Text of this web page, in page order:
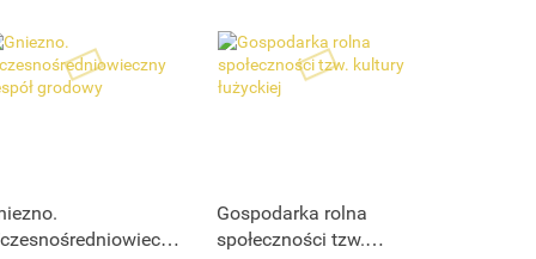
Produkt niedostępny Produkt niedostępny
Gospodarka rolna
społeczności tzw.